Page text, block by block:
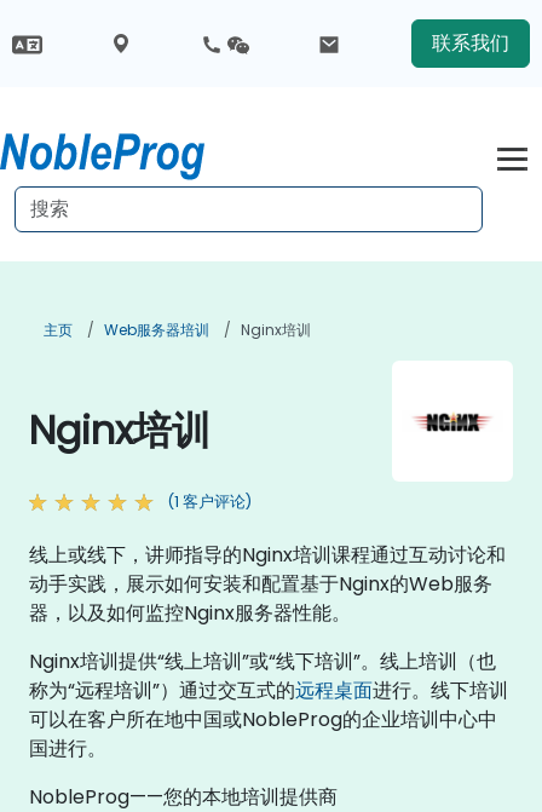
联系我们
主页 Web服务器培训 Nginx培训
Nginx培训
(1 客户评论)
线上或线下，讲师指导的Nginx培训课程通过互动讨论和
动手实践，展示如何安装和配置基于Nginx的Web服务
器，以及如何监控Nginx服务器性能。
Nginx培训提供“线上培训”或“线下培训”。线上培训（也
称为“远程培训”）通过交互式的远程桌面进行。线下培训
可以在客户所在地中国或NobleProg的企业培训中心中
国进行。
NobleProg——您的本地培训提供商